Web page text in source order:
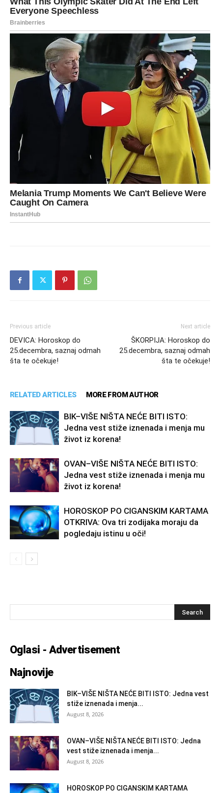
Previous article
DEVICA: Horoskop do
25.decembra, saznaj odmah
šta te očekuje!
Next article
ŠKORPIJA: Horoskop do
25.decembra, saznaj odmah
šta te očekuje!
RELATED ARTICLES MORE FROM AUTHOR
BIK–VIŠE NIŠTA NEĆE BITI ISTO:
Jedna vest stiže iznenada i menja mu
život iz korena!
OVAN–VIŠE NIŠTA NEĆE BITI ISTO:
Jedna vest stiže iznenada i menja mu
život iz korena!
HOROSKOP PO CIGANSKIM KARTAMA
OTKRIVA: Ova tri zodijaka moraju da
pogledaju istinu u oči!
Oglasi - Advertisement
Najnovije
BIK–VIŠE NIŠTA NEĆE BITI ISTO: Jedna vest
stiže iznenada i menja...
August 8, 2026
OVAN–VIŠE NIŠTA NEĆE BITI ISTO: Jedna
vest stiže iznenada i menja...
August 8, 2026
HOROSKOP PO CIGANSKIM KARTAMA